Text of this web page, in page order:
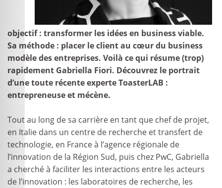
objectif : transformer les idées en business viable.
Sa méthode : placer le client au cœur du business
modèle des entreprises. Voilà ce qui résume (trop)
rapidement Gabriella Fiori. Découvrez le portrait
d’une toute récente experte ToasterLAB :
entrepreneuse et mécène.
Tout au long de sa carrière en tant que chef de projet,
en Italie dans un centre de recherche et transfert de
technologie, en France à l’agence régionale de
l’innovation de la Région Sud, puis chez PwC, Gabriella
a cherché à faciliter les interactions entre les acteurs
de l’innovation : les laboratoires de recherche, les